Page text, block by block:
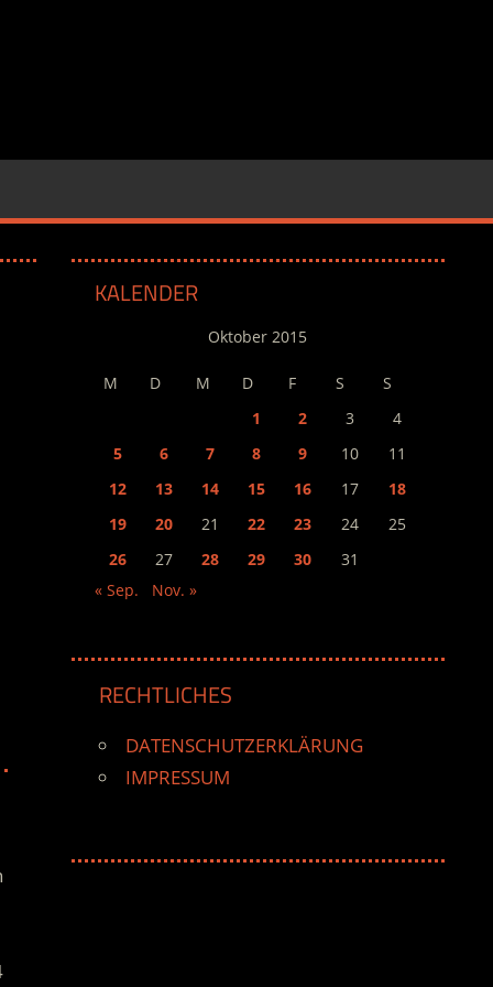
KALENDER
Oktober 2015
M D M D F S
S
1
2 3
4
5
6 7 8 9 10
11
12
13 14 15 16 17
18
19
20 21 22 23 24
25
26
27 28 29 30
31
« Sep.
Nov. »
RECHTLICHES
DATENSCHUTZERKLÄRUNG
IMPRESSUM